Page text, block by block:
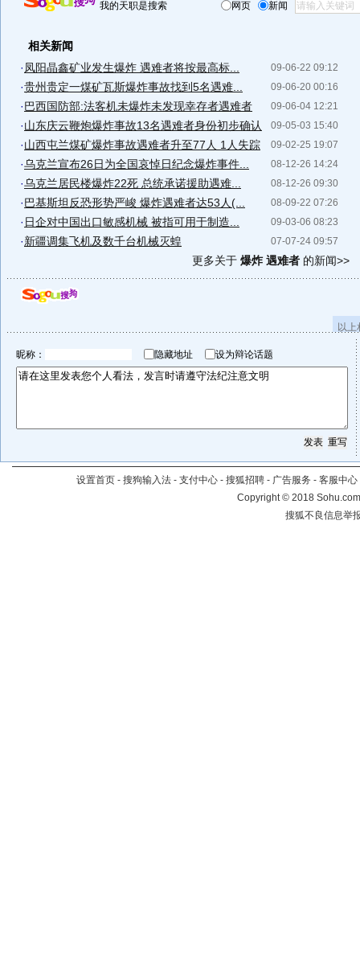
我的天职是搜索 网页 新闻
相关新闻
09-06-22 09:12
· 凤阳晶鑫矿业发生爆炸 遇难者将按最高标...
09-06-20 00:16
·贵州贵定一煤矿瓦斯爆炸事故找到5名遇难...
09-06-04 12:21
·巴西国防部:法客机未爆炸未发现幸存者遇难者
09-05-03 15:40
·山东庆云鞭炮爆炸事故13名遇难者身份初步确认
09-02-25 19:07
·山西屯兰煤矿爆炸事故遇难者升至77人 1人失踪
08-12-26 14:24
·乌克兰宣布26日为全国哀悼日纪念爆炸事件...
08-12-26 09:30
·乌克兰居民楼爆炸22死 总统承诺援助遇难...
08-09-22 07:26
·巴基斯坦反恐形势严峻 爆炸遇难者达53人(...
09-03-06 08:23
· 日企对中国出口敏感机械 被指可用于制造...
07-07-24 09:57
·新疆调集飞机及数千台机械灭蝗
更多关于 爆炸 遇难者 的新闻>>
以
昵称： 隐藏地址 设为辩论话题
设置首页 - 搜狗输入法 - 支付中心 - 搜狐招聘 - 广告服务 - 客服中心
Copyright©2018
搜狐不良信息举